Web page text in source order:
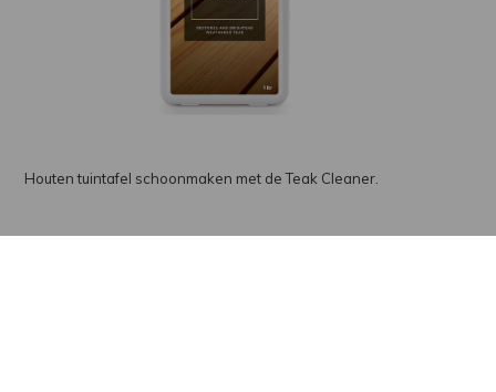
Houten tuintafel schoonmaken met de Teak Cleaner.